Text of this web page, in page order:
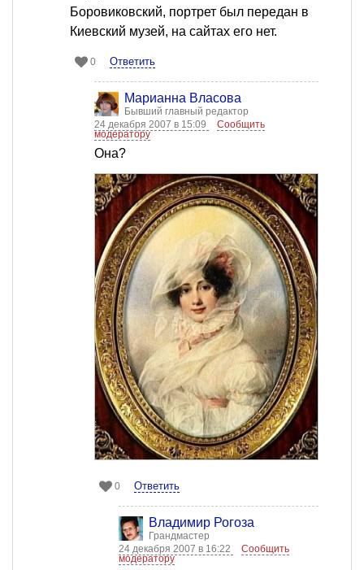
Боровиковский, портрет был передан в
Киевский музей, на сайтах его нет.
0 Ответить
Марианна Власова
Бывший главный редактор
24 декабря 2007 в 15:09
Сообщить
модератору
Она?
0 Ответить
Владимир Рогоза
Грандмастер
24 декабря 2007 в 16:22
Сообщить
модератору